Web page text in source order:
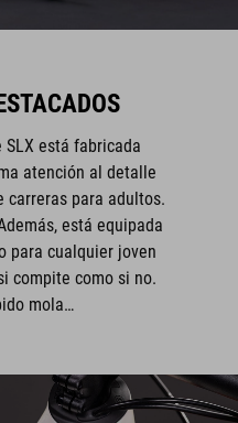
SLX está fabricada
atención al detalle
carreras para adultos.
está equipada
para cualquier joven
compite como si no.
mola…